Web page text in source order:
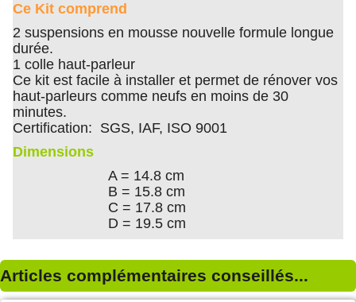
Ce Kit comprend
2 suspensions en mousse nouvelle formule longue
durée.
1 colle haut-parleur
Ce kit est facile à installer et permet de rénover vos
haut-parleurs comme neufs en moins de 30
minutes.
Certification: SGS, IAF, ISO 9001
Dimensions
A = 14.8 cm
B = 15.8 cm
C = 17.8 cm
D = 19.5 cm
Articles complémentaires conseillés...